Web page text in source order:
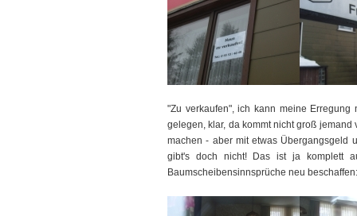
"Zu verkaufen", ich kann meine
gelegen, klar, da kommt nicht groß
machen - aber mit etwas Übergangsgeld
gibt's doch nicht! Das ist ja komplett
Baumscheibensinnsprüche neu